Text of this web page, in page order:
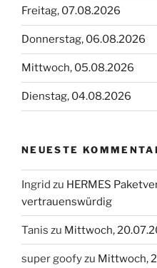
Freitag, 07.08.2026
Donnerstag, 06.08.2026
Mittwoch, 05.08.2026
Dienstag, 04.08.2026
NEUESTE
Ingrid zu HERMES
vertrauenswürdig
Tanis zu Mittwoch,
super goofyzu Mittwoch,